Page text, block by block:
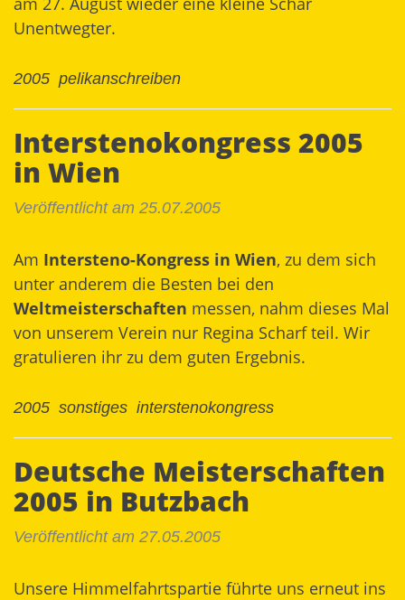
Unentwegter.
2005 pelikanschreiben
Interstenokongress 2005
in Wien
Veröffentlicht am 25.07.2005
Am Intersteno-Kongress in Wien, zu dem sich
unter anderem die Besten bei den
Weltmeisterschaften messen, nahm dieses Mal
von unserem Verein nur Regina Scharf teil. Wir
gratulieren ihr zu dem guten Ergebnis.
2005 sonstiges interstenokongress
Deutsche Meisterschaften
2005 in Butzbach
Veröffentlicht am 27.05.2005
Unsere Himmelfahrtspartie führte uns erneut ins